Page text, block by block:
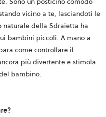
vicino a te, lasciandoti le
naturale della Sdraietta ha
bambini piccoli. A mano a
come controllare il
più divertente e stimola
bambino.